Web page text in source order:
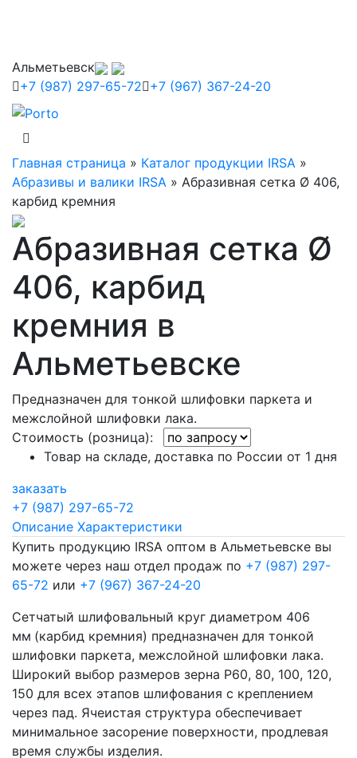
Альметьевск
+7 (987) 297-65-72 +7 (967) 367-24-20
Главная страница » Каталог продукции IRSA »
Абразивы и валики IRSA » Абразивная сетка Ø 406,
карбид кремния
Абразивная сетка Ø
406, карбид
кремния в
Альметьевске
Предназначен для тонкой шлифовки паркета и
межслойной шлифовки лака.
Стоимость (розница):
Товар на складе, доставка по России от 1 дня
заказать
+7 (987) 297-65-72
Описание Характеристики
Купить продукцию IRSA оптом в Альметьевске вы
можете через наш отдел продаж по +7 (987) 297-
65-72 или +7 (967) 367-24-20
Сетчатый шлифовальный круг диаметром 406
мм (карбид кремния) предназначен для тонкой
шлифовки паркета, межслойной шлифовки лака.
Широкий выбор размеров зерна Р60, 80, 100, 120,
150 для всех этапов шлифования с креплением
через пад. Ячеистая структура обеспечивает
минимальное засорение поверхности, продлевая
время службы изделия.